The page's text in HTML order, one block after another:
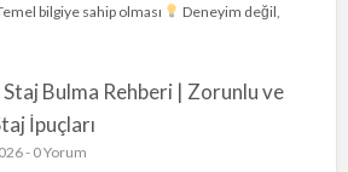
bilgiye sahip olması
Deneyim değil,
Staj Bulma Rehberi | Zorunlu ve
İpuçları
- 0 Yorum